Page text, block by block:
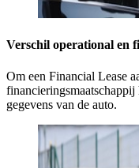
Verschil operational en
Om een Financial Lease
gegevens van de auto.